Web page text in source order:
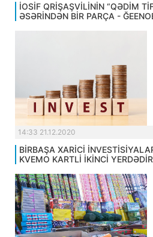
İOSİF QRİŞAŞVİLİNİN “QƏDİM
ƏSƏRİNDƏN BİR PARÇA -
14:33 21.12.2020
BİRBAŞA XARİCİ
KVEMO KARTLİ İKİNCİ